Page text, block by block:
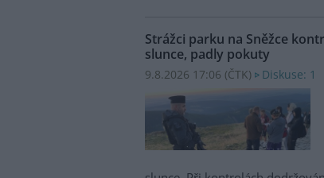
Strážci parku na Sněžce
slunce, padly pokuty
9.8.2026 17:06 (ČTK) Diskuse: 1